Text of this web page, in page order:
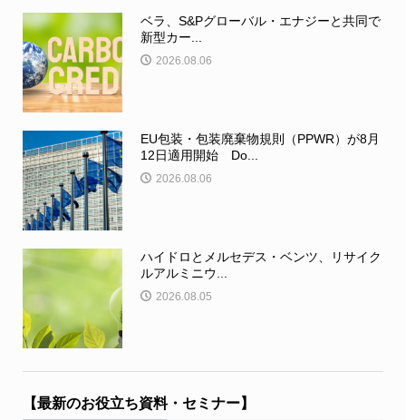
ベラ、S&Pグローバル・エナジーと共同で
新型カー...
2026.08.06
EU包装・包装廃棄物規則（PPWR）が8月
12日適用開始 Do...
2026.08.06
ハイドロとメルセデス・ベンツ、リサイク
ルアルミニウ...
2026.08.05
【最新のお役立ち資料・セミナー】